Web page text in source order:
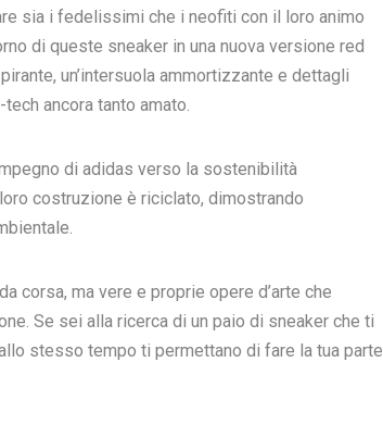
sia i fedelissimi che i neofiti con il loro animo
di queste sneaker in una nuova versione red
un’intersuola ammortizzante e dettagli
ancora tanto amato.
di adidas verso la sostenibilità
costruzione è riciclato, dimostrando
corsa, ma vere e proprie opere d’arte che
Se sei alla ricerca di un paio di sneaker che ti
stesso tempo ti permettano di fare la tua parte